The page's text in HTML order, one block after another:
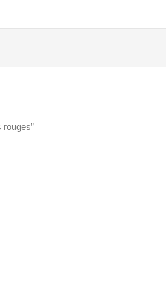
rouges”